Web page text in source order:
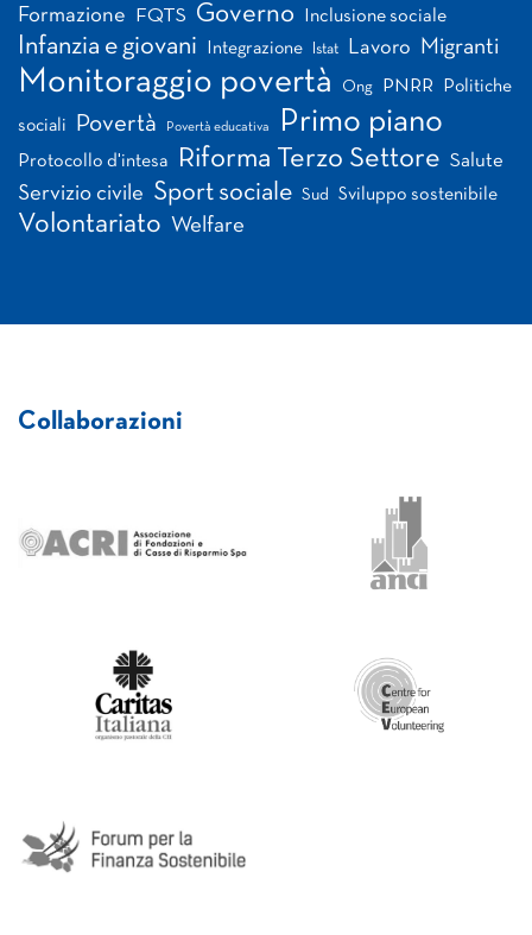
Formazione FQTS Governo Inclusione sociale
Infanzia e giovani Integrazione Istat Lavoro Migranti
Monitoraggio povertà Ong PNRR Politiche
sociali Povertà Povertà educativa Primo piano
Protocollo d'intesa Riforma Terzo Settore Salute
Servizio civile Sport sociale Sud Sviluppo sostenibile
Volontariato Welfare
Collaborazioni